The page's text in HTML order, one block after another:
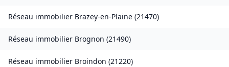
Réseau immobilier Brazey-en-Plaine (21470)
Réseau immobilier Brognon (21490)
Réseau immobilier Broindon (21220)